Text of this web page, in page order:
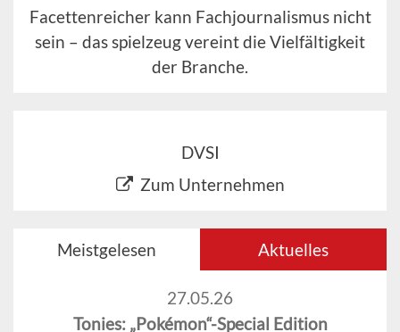
Facettenreicher kann Fachjournalismus nicht
sein – das spielzeug vereint die Vielfältigkeit
der Branche.
DVSI
Zum Unternehmen
Meistgelesen Aktuelles
27.05.26
Tonies: „Pokémon“-Special Edition